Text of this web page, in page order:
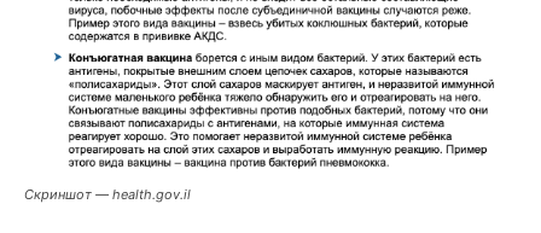
Скриншот — health.gov.il